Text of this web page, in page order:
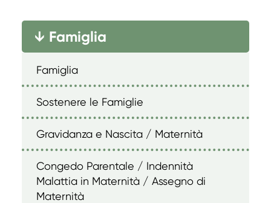
→ Famiglia
Famiglia
Sostenere le Famiglie
Gravidanza e Nascita / Maternità
Congedo Parentale / Indennità
Malattia in Maternità / Assegno di
Maternità